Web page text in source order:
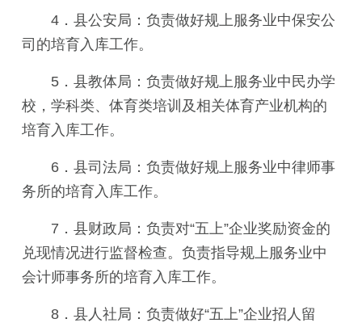
4．县公安局：负责做好规上服务业中保安公
司的培育入库工作。
5．县教体局：负责做好规上服务业中民办学
校，学科类、体育类培训及相关体育产业机构的
培育入库工作。
6．县司法局：负责做好规上服务业中律师事
务所的培育入库工作。
7．县财政局：负责对“五上”企业奖励资金的
兑现情况进行监督检查。负责指导规上服务业中
会计师事务所的培育入库工作。
8．县人社局：负责做好“五上”企业招人留